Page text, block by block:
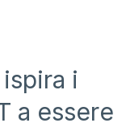
i
a essere